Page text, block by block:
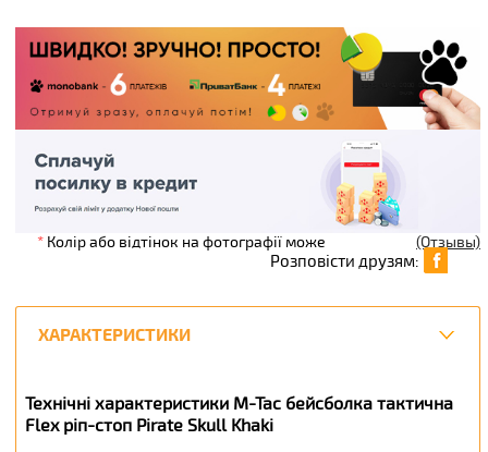
(Отзывы)
Розповісти друзям:
ХАРАКТЕРИСТИКИ
Технічні характеристики M-Tac бейсболка тактична
Flex ріп-стоп Pirate Skull Khaki
*Колір або відтінок на фотографії може